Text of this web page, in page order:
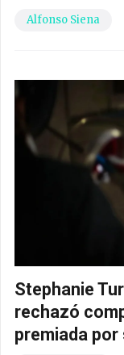
Alfonso Siena
Stephanie
rechazó
premiada por